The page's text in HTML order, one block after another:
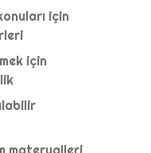
için
için